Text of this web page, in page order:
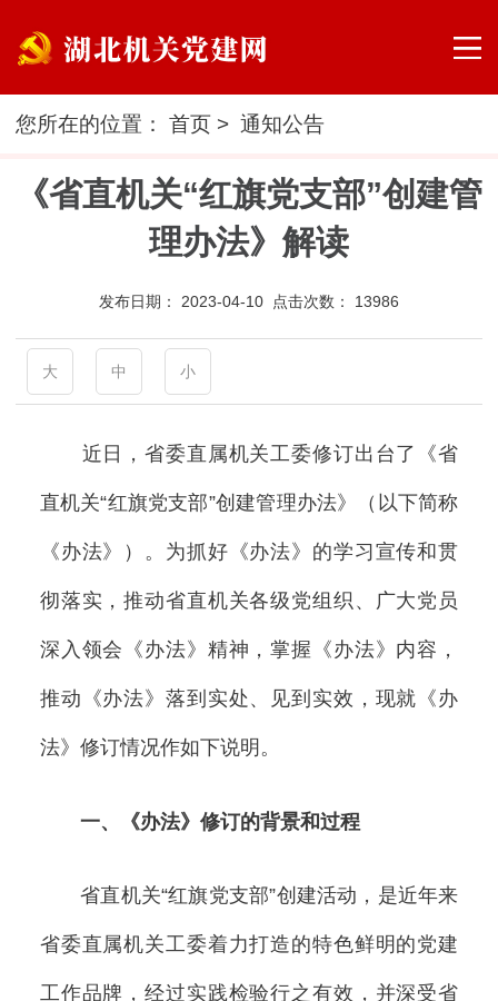
您所在的位置：首页 >通知公告
《省直机关“红旗党支部”创建管
理办法》解读
发布日期： 2023-04-10 点击次数： 13986
大 中 小
近日，省委直属机关工委修订出台了《省
直机关“红旗党支部”创建管理办法》（以下简称
《办法》）。为抓好《办法》的学习宣传和贯
彻落实，推动省直机关各级党组织、广大党员
深入领会《办法》精神，掌握《办法》内容，
推动《办法》落到实处、见到实效，现就《办
法》修订情况作如下说明。
一、《办法》修订的背景和过程
省直机关“红旗党支部”创建活动，是近年来
省委直属机关工委着力打造的特色鲜明的党建
工作品牌，经过实践检验行之有效，并深受省